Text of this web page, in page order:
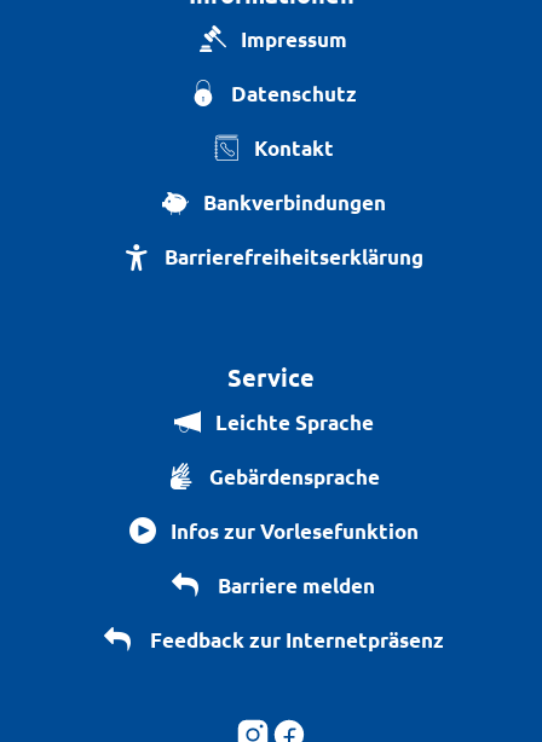
Impressum
Datenschutz
Kontakt
Bankverbindungen
Barrierefreiheitserklärung
Service
Leichte Sprache
Gebärdensprache
Infos zur Vorlesefunktion
Barriere melden
Feedback zur Internetpräsenz